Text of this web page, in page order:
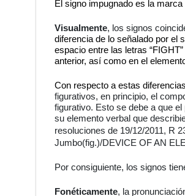
El signo impugnado es la
Visualmente, los signos
diferencia de lo señalado por el
espacio entre las letras
anterior, así como en el
Con respecto a estas
figurativos, en principio, el
figurativo. Esto se debe a que
su elemento verbal que
resoluciones de 19/12/2011, R
Jumbo(fig.)/DEVICE OF AN
Por consiguiente, los signos
Fonéticamente, la